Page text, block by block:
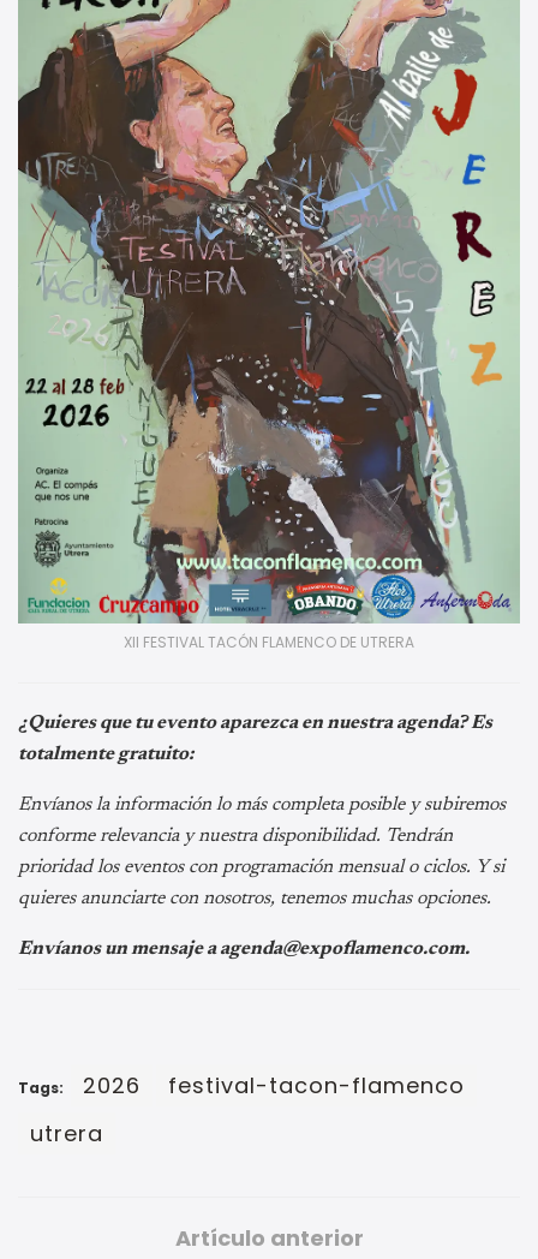
XII FESTIVAL TACÓN FLAMENCO DE UTRERA
¿Quieres que tu evento aparezca en nuestra agenda? Es
totalmente gratuito:
Envíanos la información lo más completa posible y subiremos
conforme relevancia y nuestra disponibilidad. Tendrán
prioridad los eventos con programación mensual o ciclos. Y si
quieres anunciarte con nosotros, tenemos muchas opciones.
Envíanos un mensaje a agenda@expoflamenco.com.
Tags: 2026
festival-tacon-flamenco
utrera
Artículo anterior